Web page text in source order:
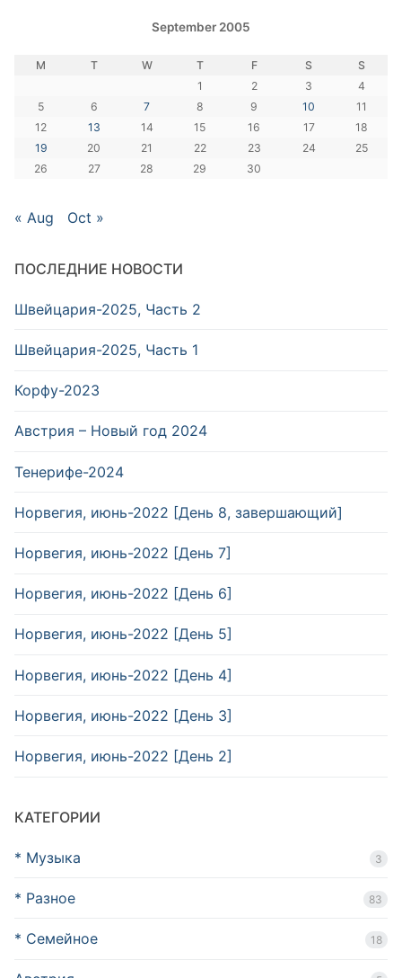
September 2005
M T W T F S
S
1
2 3
4
5
6 7 8 9 10
11
12
13 14 15 16 17
18
19
20 21 22 23 24
25
26
27 28 29 30
« Aug Oct »
ПОСЛЕДНИЕ НОВОСТИ
Швейцария-2025, Часть 2
Швейцария-2025, Часть 1
Корфу-2023
Австрия – Новый год 2024
Тенерифе-2024
Норвегия, июнь-2022 [День 8, завершающий]
Норвегия, июнь-2022 [День 7]
Норвегия, июнь-2022 [День 6]
Норвегия, июнь-2022 [День 5]
Норвегия, июнь-2022 [День 4]
Норвегия, июнь-2022 [День 3]
Норвегия, июнь-2022 [День 2]
КАТЕГОРИИ
* Музыка 3
* Разное 83
* Семейное 18